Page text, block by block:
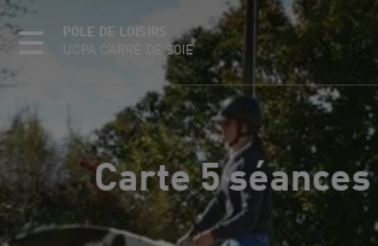
POLE DE LOISIRS
UCPA CARRÉ DE SOIE
Carte 5 séances